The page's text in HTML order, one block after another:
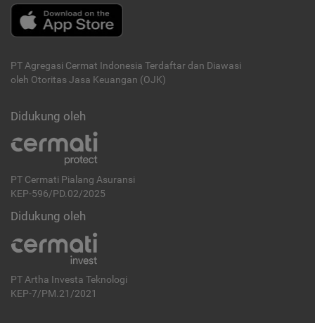
PT Agregasi Cermat Indonesia Terdaftar dan Diawasi
oleh Otoritas Jasa Keuangan (OJK)
Didukung oleh
PT Cermati Pialang Asuransi
KEP-596/PD.02/2025
Didukung oleh
PT Artha Investa Teknologi
KEP-7/PM.21/2021